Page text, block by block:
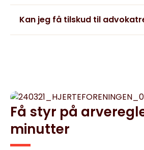
Kan jeg få tilskud til
Få styr på
minutter